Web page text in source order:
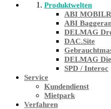
Produktwelten
ABI
ABI
DELMAG
DAC.Site
DELMAG
SPD / Interoc
Service
Kundendienst
Mietpark
Verfahren